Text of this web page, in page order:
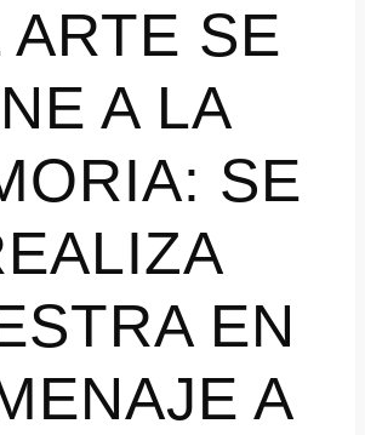
ARTE SE
A LA
SE
EN
A